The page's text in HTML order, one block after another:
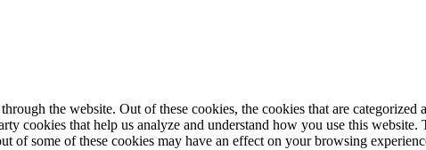
the website. Out of these cookies, the cookies that are categorized
cookies that help us analyze and understand how you use this
of some of these cookies may have an effect on your browsing